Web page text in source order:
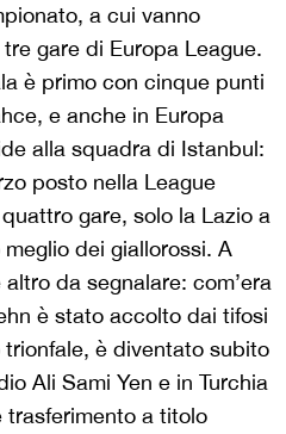
a cui vanno
gare di Europa League.
è primo con cinque punti
e anche in Europa
alla squadra di Istanbul:
posto nella League
gare, solo la Lazio a
dei giallorossi. A
da segnalare: com’era
è stato accolto dai tifosi
è diventato subito
Ali Sami Yen e in Turchia
trasferimento a titolo